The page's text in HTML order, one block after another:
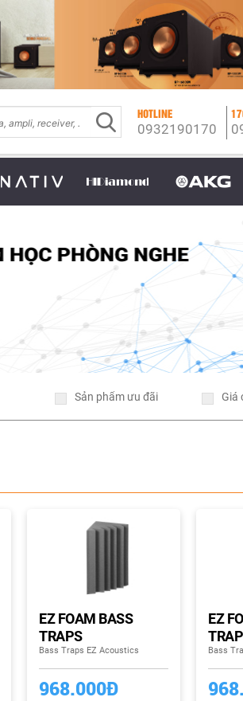
HOTLINE
0932190170
Sản phẩm ưu đãi Giá
EZ FOAM BASS
TRAPS
Bass Traps EZ Acoustics
968.000Đ
EZ
Bass